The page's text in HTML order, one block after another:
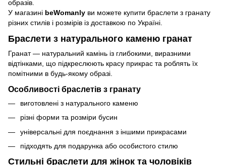
образів.
У магазині beWomanly ви можете купити браслети з гранату
різних стилів і розмірів із доставкою по Україні.
Браслети з натурального каменю гранат
Гранат — натуральний камінь із глибокими, виразними
відтінками, що підкреслюють красу прикрас та роблять їх
помітними в будь-якому образі.
Особливості браслетів з гранату
виготовлені з натурального каменю
різні форми та розміри бусин
універсальні для поєднання з іншими прикрасами
підходять для подарунка або особистого стилю
Стильні браслети для жінок та чоловіків